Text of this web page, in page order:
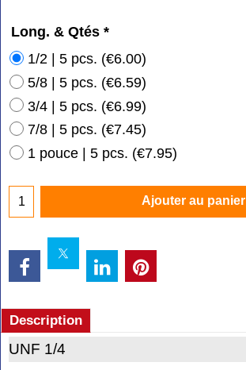
Long. & Qtés *
1/2 | 5 pcs. (€6.00)
5/8 | 5 pcs. (€6.59)
3/4 | 5 pcs. (€6.99)
7/8 | 5 pcs. (€7.45)
1 pouce | 5 pcs. (€7.95)
Ajouter au panier
Description
UNF 1/4